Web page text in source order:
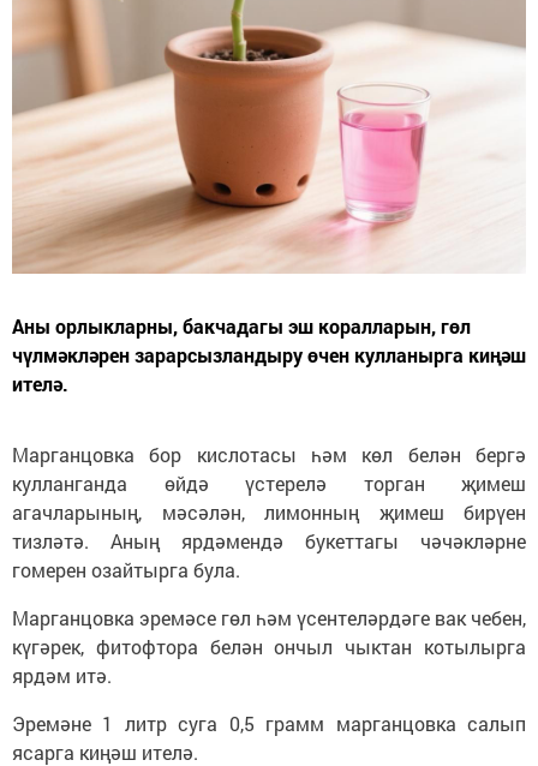
Аны орлыкларны, бакчадагы эш коралларын, гөл
чүлмәкләрен зарарсызландыру өчен кулланырга киңәш
ителә.
Марганцовка бор кислотасы һәм көл белән бергә
кулланганда өйдә үстерелә торган җимеш
агачларының, мәсәлән, лимонның җимеш бирүен
тизләтә. Аның ярдәмендә букеттагы чәчәкләрне
гомерен озайтырга була.
Марганцовка эремәсе гөл һәм үсентеләрдәге вак чебен,
күгәрек, фитофтора белән ончыл чыктан котылырга
ярдәм итә.
Эремәне 1 литр суга 0,5 грамм марганцовка салып
ясарга киңәш ителә.